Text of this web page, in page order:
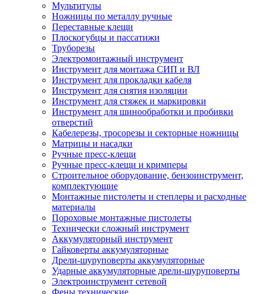
Мультитулы
Ножницы по металлу ручные
Переставные клещи
Плоскогубцы и пассатижи
Труборезы
Электромонтажный инструмент
Инструмент для монтажа СИП и ВЛ
Инструмент для прокладки кабеля
Инструмент для снятия изоляции
Инструмент для стяжек и маркировки
Инструмент для шинообработки и пробивки
отверстий
Кабелерезы, тросорезы и секторные ножницы
Матрицы и насадки
Ручные пресс-клещи
Ручные пресс-клещи и кримперы
Строительное оборудование, бензоинструмент,
комплектующие
Монтажные пистолеты и степлеры и расходные
материалы
Пороховые монтажные пистолеты
Технически сложный инструмент
Аккумуляторный инструмент
Гайковерты аккумуляторные
Дрели-шуруповерты аккумуляторные
Ударные аккумуляторные дрели-шуруповерты
Электроинструмент сетевой
Фены технические